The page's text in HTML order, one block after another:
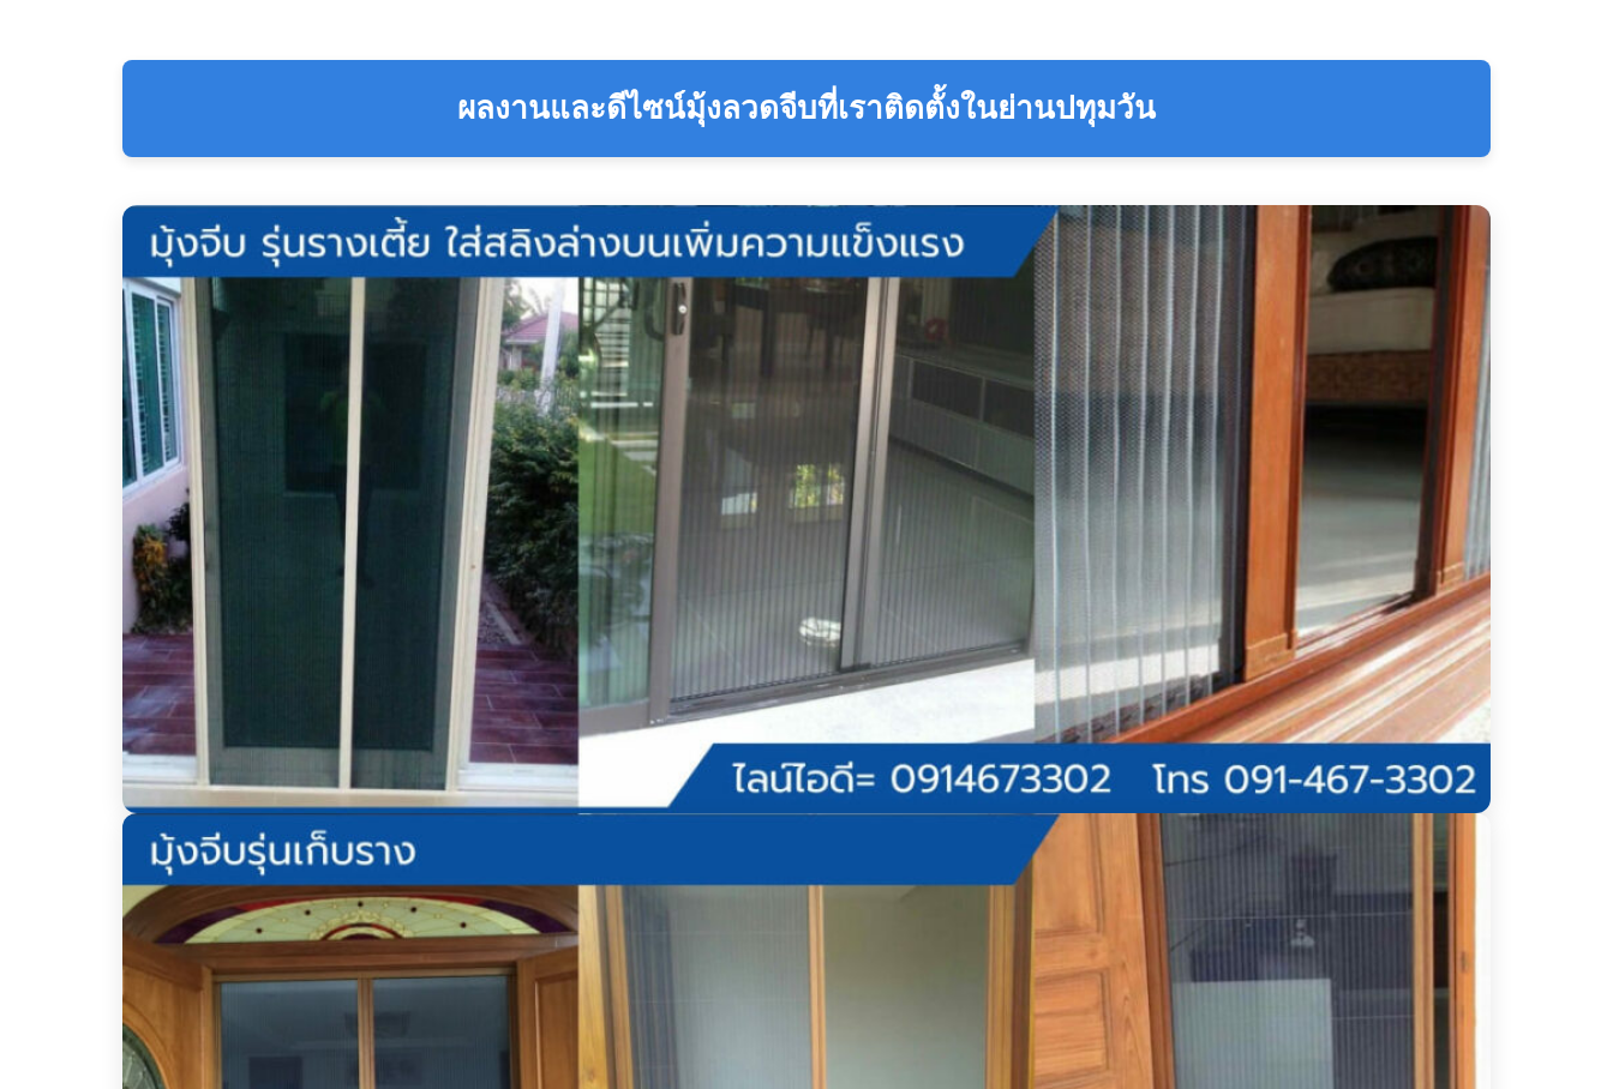
ผลงานและดีไซน์มุ้งลวดจีบที่เราติดตั้งในย่านปทุมวัน